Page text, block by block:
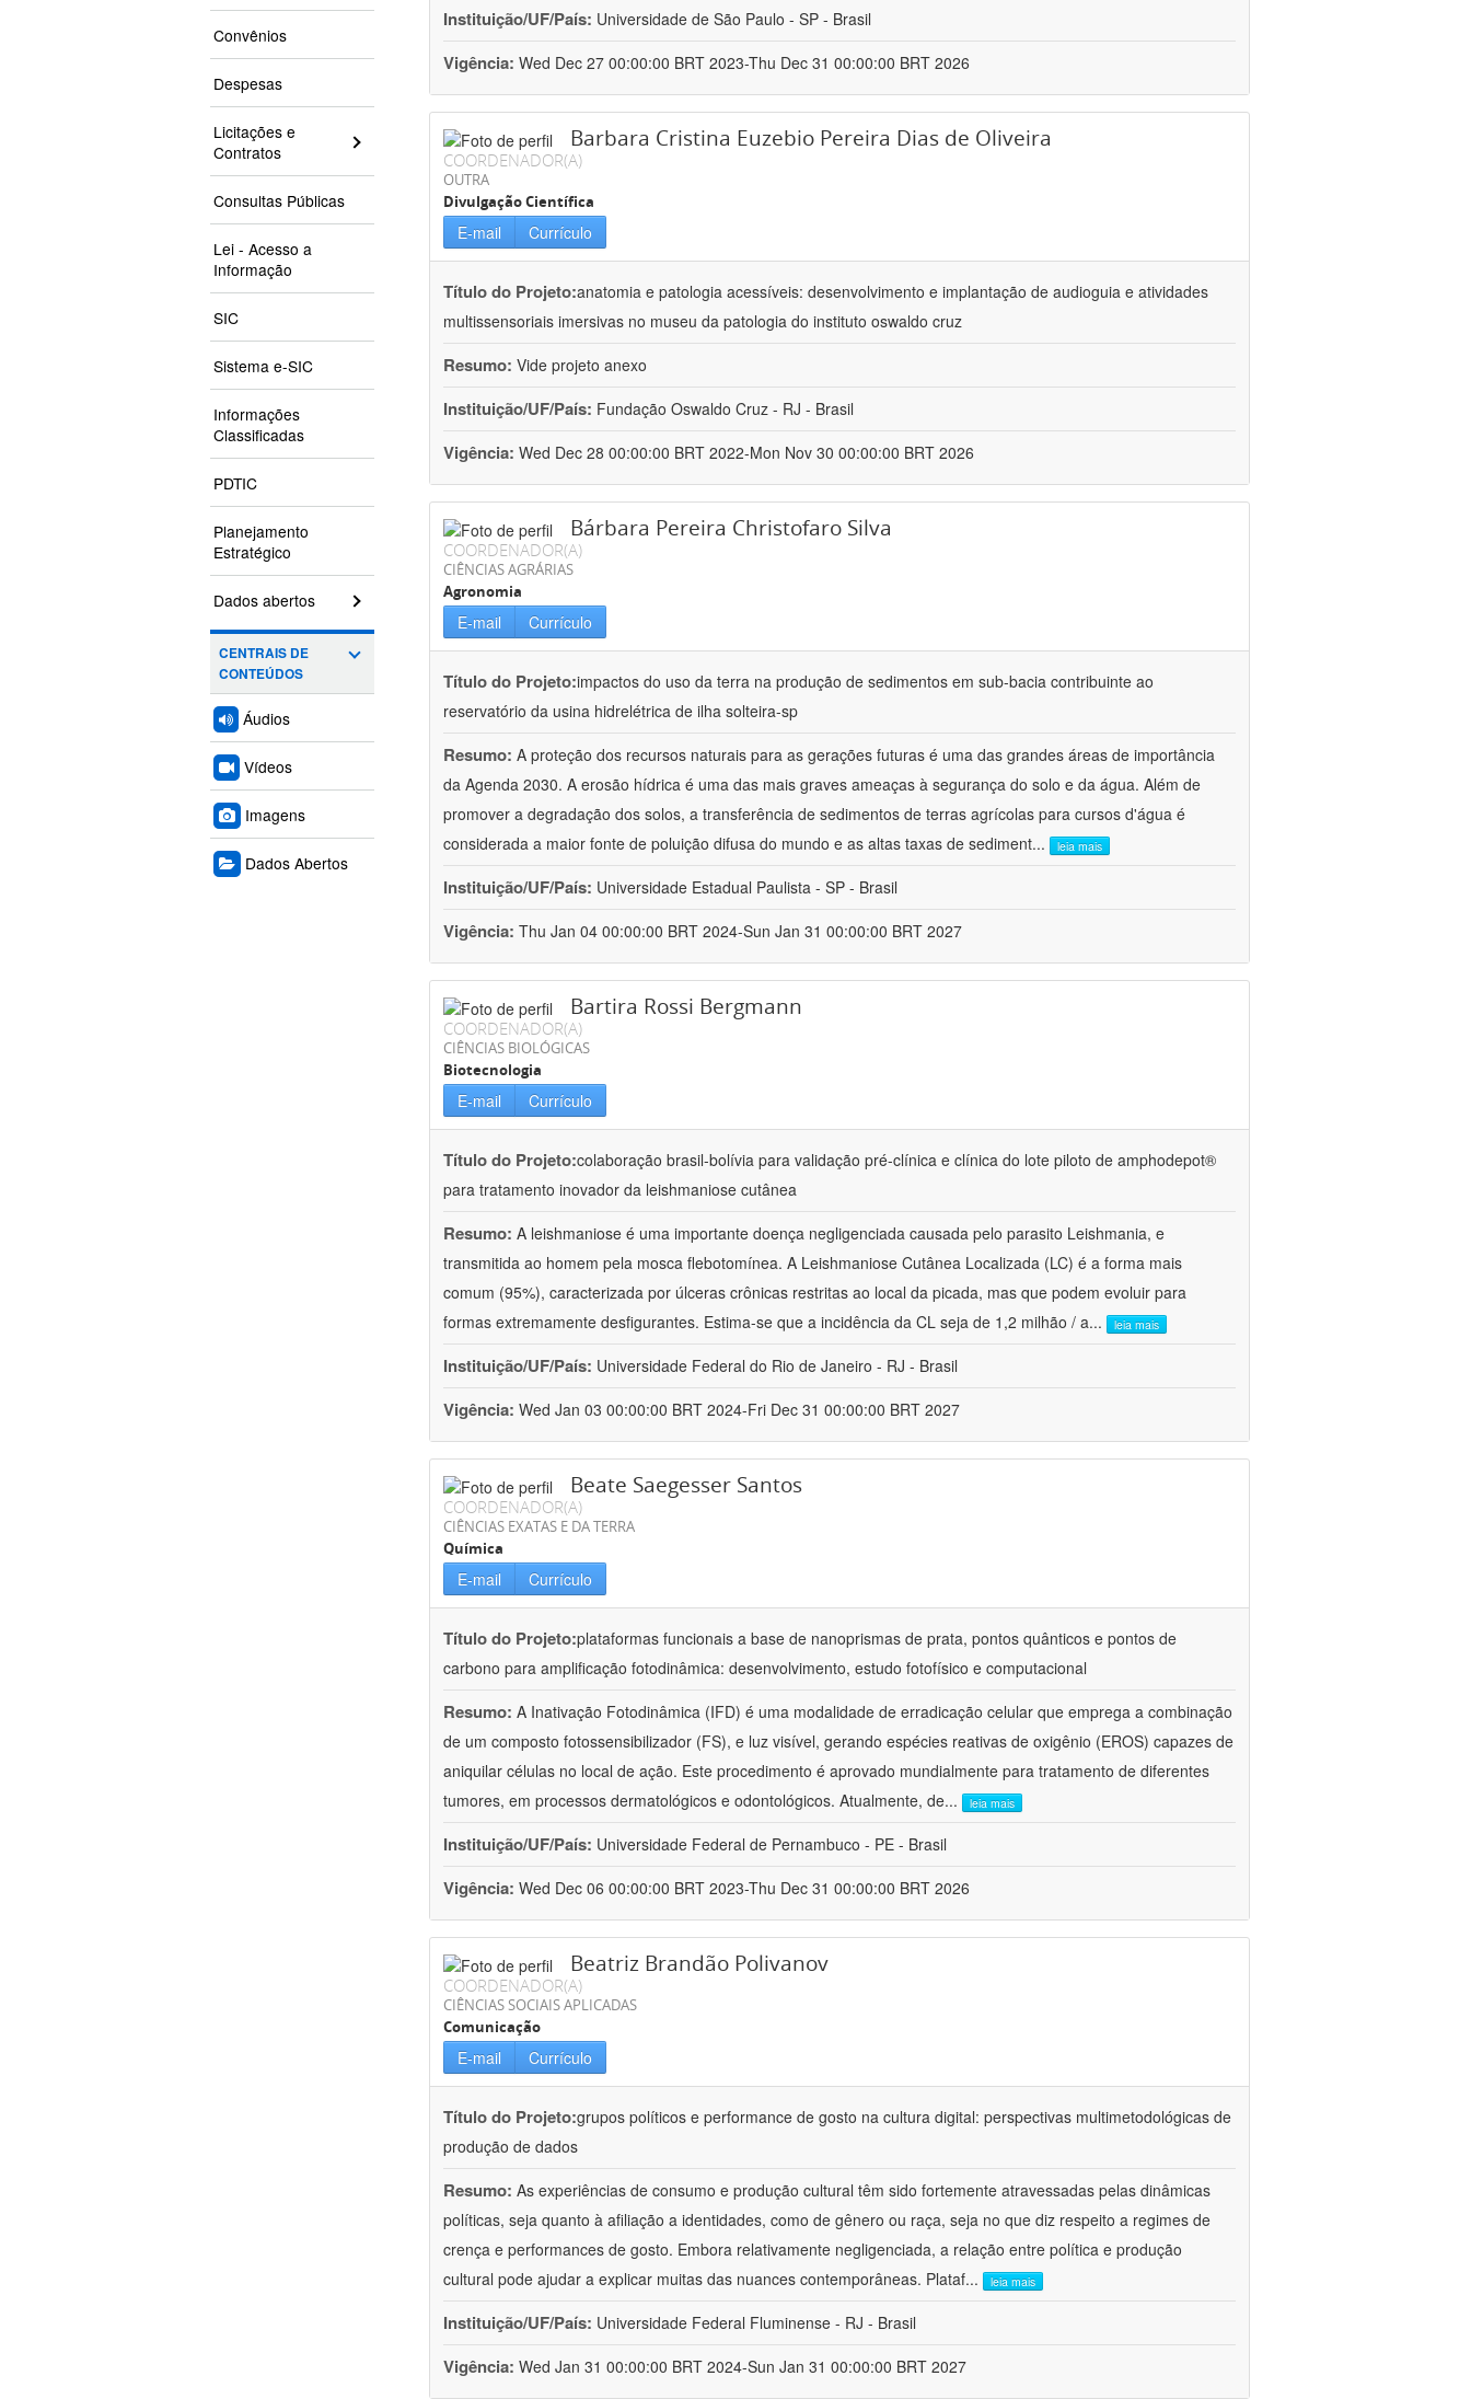
Convênios
Despesas
Licitações e
Contratos
Consultas Públicas
Lei - Acesso a
Informação
SIC
Sistema e-SIC
Informações
Classificadas
PDTIC
Planejamento
Estratégico
Dados abertos
CENTRAIS DE
CONTEÚDOS
Áudios
Vídeos
Imagens
Dados Abertos
Instituição/UF/País: Universidade de São Paulo - SP - Brasil
Vigência: Wed Dec 27 00:00:00 BRT 2023-Thu Dec 31 00:00:00 BRT 2026
Barbara Cristina Euzebio Pereira Dias de Oliveira
COORDENADOR(A)
OUTRA
Divulgação Científica
E-mail Currículo
Título do Projeto:anatomia e patologia acessíveis: desenvolvimento e implantação de audioguia e atividades
multissensoriais imersivas no museu da patologia do instituto oswaldo cruz
Resumo: Vide projeto anexo
Instituição/UF/País: Fundação Oswaldo Cruz - RJ - Brasil
Vigência: Wed Dec 28 00:00:00 BRT 2022-Mon Nov 30 00:00:00 BRT 2026
Bárbara Pereira Christofaro Silva
COORDENADOR(A)
CIÊNCIAS AGRÁRIAS
Agronomia
E-mail Currículo
Título do Projeto:impactos do uso da terra na produção de sedimentos em sub-bacia contribuinte ao
reservatório da usina hidrelétrica de ilha solteira-sp
Resumo: A proteção dos recursos naturais para as gerações futuras é uma das grandes áreas de importância
da Agenda 2030. A erosão hídrica é uma das mais graves ameaças à segurança do solo e da água. Além de
promover a degradação dos solos, a transferência de sedimentos de terras agrícolas para cursos d'água é
considerada a maior fonte de poluição difusa do mundo e as altas taxas de sediment... leia mais
Instituição/UF/País: Universidade Estadual Paulista - SP - Brasil
Vigência: Thu Jan 04 00:00:00 BRT 2024-Sun Jan 31 00:00:00 BRT 2027
Bartira Rossi Bergmann
COORDENADOR(A)
CIÊNCIAS BIOLÓGICAS
Biotecnologia
E-mail Currículo
Título do Projeto:colaboração brasil-bolívia para validação pré-clínica e clínica do lote piloto de amphodepot®
para tratamento inovador da leishmaniose cutânea
Resumo: A leishmaniose é uma importante doença negligenciada causada pelo parasito Leishmania, e
transmitida ao homem pela mosca flebotomínea. A Leishmaniose Cutânea Localizada (LC) é a forma mais
comum (95%), caracterizada por úlceras crônicas restritas ao local da picada, mas que podem evoluir para
formas extremamente desfigurantes. Estima-se que a incidência da CL seja de 1,2 milhão / a... leia mais
Instituição/UF/País: Universidade Federal do Rio de Janeiro - RJ - Brasil
Vigência: Wed Jan 03 00:00:00 BRT 2024-Fri Dec 31 00:00:00 BRT 2027
Beate Saegesser Santos
COORDENADOR(A)
CIÊNCIAS EXATAS E DA TERRA
Química
E-mail Currículo
Título do Projeto:plataformas funcionais a base de nanoprismas de prata, pontos quânticos e pontos de
carbono para amplificação fotodinâmica: desenvolvimento, estudo fotofísico e computacional
Resumo: A Inativação Fotodinâmica (IFD) é uma modalidade de erradicação celular que emprega a combinação
de um composto fotossensibilizador (FS), e luz visível, gerando espécies reativas de oxigênio (EROS) capazes de
aniquilar células no local de ação. Este procedimento é aprovado mundialmente para tratamento de diferentes
tumores, em processos dermatológicos e odontológicos. Atualmente, de... leia mais
Instituição/UF/País: Universidade Federal de Pernambuco - PE - Brasil
Vigência: Wed Dec 06 00:00:00 BRT 2023-Thu Dec 31 00:00:00 BRT 2026
Beatriz Brandão Polivanov
COORDENADOR(A)
CIÊNCIAS SOCIAIS APLICADAS
Comunicação
E-mail Currículo
Título do Projeto:grupos políticos e performance de gosto na cultura digital: perspectivas multimetodológicas de
produção de dados
Resumo: As experiências de consumo e produção cultural têm sido fortemente atravessadas pelas dinâmicas
políticas, seja quanto à afiliação a identidades, como de gênero ou raça, seja no que diz respeito a regimes de
crença e performances de gosto. Embora relativamente negligenciada, a relação entre política e produção
cultural pode ajudar a explicar muitas das nuances contemporâneas. Plataf... leia mais
Instituição/UF/País: Universidade Federal Fluminense - RJ - Brasil
Vigência: Wed Jan 31 00:00:00 BRT 2024-Sun Jan 31 00:00:00 BRT 2027